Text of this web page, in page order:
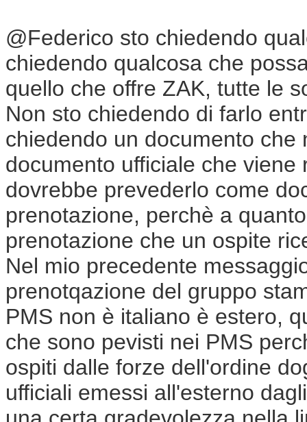
@Federico sto chiedendo
chiedendo qualcosa che
quello che offre ZAK, tutte le
Non sto chiedendo di farlo
chiedendo un documento
documento ufficiale che
dovrebbe prevederlo come
prenotazione, perchè a
prenotazione che un ospite
Nel mio precedente
prenotqazione del gruppo
PMS non è italiano è estero,
che sono pevisti nei PMS
ospiti dalle forze dell'ordine
ufficiali emessi all'esterno